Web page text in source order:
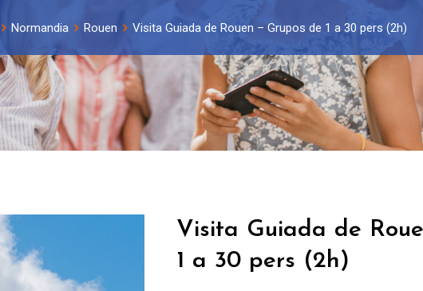
Normandia Rouen Visita Guiada de Rouen – Grupos de 1 a 30 pers (2h)
Visita Guiada de
1 a 30 pers (2h)